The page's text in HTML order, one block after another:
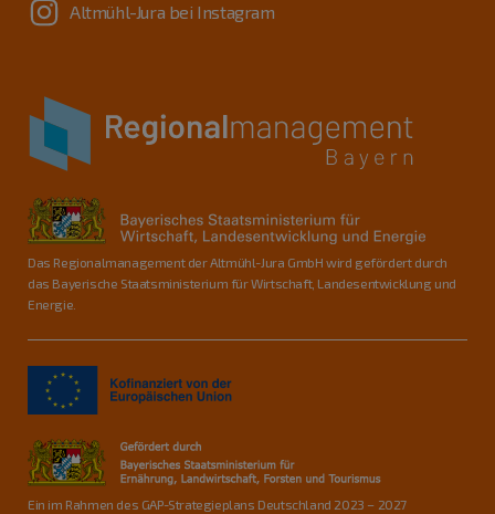
Altmühl-Jura bei Instagram
Das Regionalmanagement der Altmühl-Jura GmbH wird gefördert durch
das Bayerische Staatsministerium für Wirtschaft, Landesentwicklung und
Energie.
Ein im Rahmen des GAP-Strategieplans Deutschland 2023 – 2027